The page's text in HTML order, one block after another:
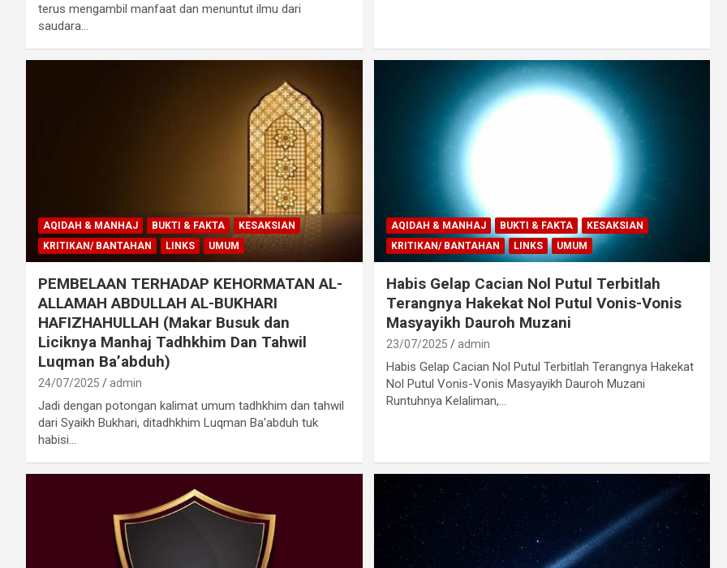
terus mengambil manfaat dan menuntut ilmu dari
saudara…
AQIDAH & MANHAJ BUKTI & FAKTA
KESAKSIAN
KRITIKAN/ BANTAHAN
LINKS UMUM
PEMBELAAN TERHADAP KEHORMATAN AL-
ALLAMAH ABDULLAH AL-BUKHARI
HAFIZHAHULLAH (Makar Busuk dan
Liciknya Manhaj Tadhkhim Dan Tahwil
Luqman Ba’abduh)
24/07/2025 admin
Jadi dengan potongan kalimat umum tadhkhim dan tahwil
dari Syaikh Bukhari, ditadhkhim Luqman Ba'abduh tuk
habisi…
AQIDAH & MANHAJ BUKTI & FAKTA
KESAKSIAN
KRITIKAN/ BANTAHAN
LINKS UMUM
Habis Gelap Cacian Nol Putul Terbitlah
Terangnya Hakekat Nol Putul Vonis-Vonis
Masyayikh Dauroh Muzani
23/07/2025 admin
Habis Gelap Cacian Nol Putul Terbitlah Terangnya Hakekat
Nol Putul Vonis-Vonis Masyayikh Dauroh Muzani
Runtuhnya Kelaliman,…